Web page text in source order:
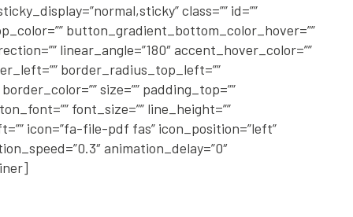
class=”” id=””
button_gradient_bottom_color_hover=””
linear_angle=”180″ accent_hover_color=””
border_radius_top_left=””
size=”” padding_top=””
font_size=”” line_height=””
icon=”fa-file-pdf fas” icon_position=”left”
animation_delay=”0″